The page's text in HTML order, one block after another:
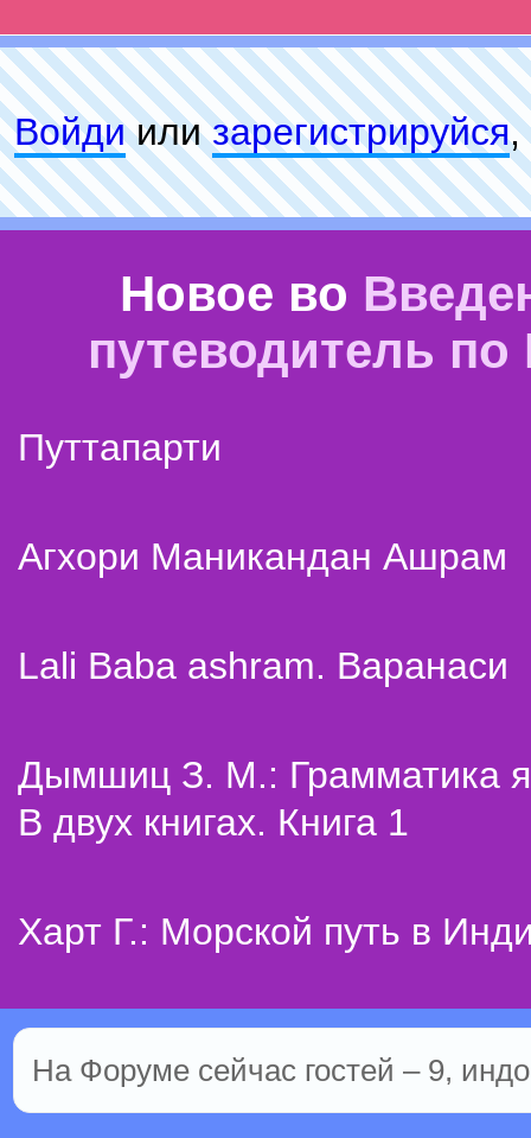
Войдиилизарeгиcтpируйся,
Новое во
путеводитель
Путтапарти
Агхори Маникандан Ашрам
Lali Baba ashram. Варанаси
Дымшиц З. М.: Грамматика
В двух книгах. Книга 1
Харт Г.: Морской путь в
На Форуме сейчас гостей – 9,